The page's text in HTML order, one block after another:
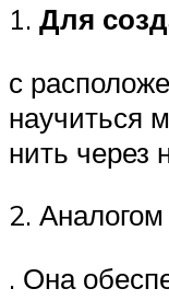
1. Для
с
научиться
нить через
2.
. Она